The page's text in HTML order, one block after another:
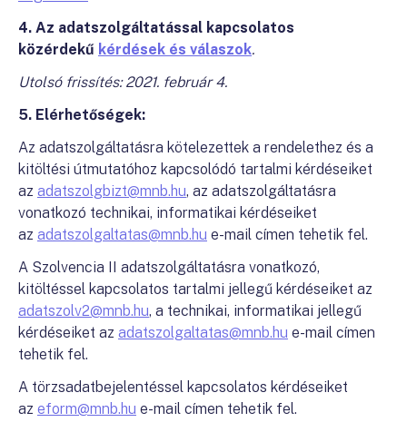
4. Az adatszolgáltatással kapcsolatos
közérdekű kérdések és válaszok.
Utolsó frissítés: 2021. február 4.
5. Elérhetőségek:
Az adatszolgáltatásra kötelezettek a rendelethez és a
kitöltési útmutatóhoz kapcsolódó tartalmi kérdéseiket
az adatszolgbizt@mnb.hu, az adatszolgáltatásra
vonatkozó technikai, informatikai kérdéseiket
az adatszolgaltatas@mnb.hu e-mail címen tehetik fel.
A Szolvencia II adatszolgáltatásra vonatkozó,
kitöltéssel kapcsolatos tartalmi jellegű kérdéseiket az
adatszolv2@mnb.hu, a technikai, informatikai jellegű
kérdéseiket az adatszolgaltatas@mnb.hu e-mail címen
tehetik fel.
A törzsadatbejelentéssel kapcsolatos kérdéseiket
az eform@mnb.hu e-mail címen tehetik fel.